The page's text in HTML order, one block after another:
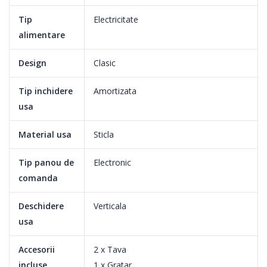
Tip
alimentare
Electricitate
Design Clasic
Tip inchidere
usa
Amortizata
Material usa Sticla
Tip panou de
comanda
Electronic
Deschidere
usa
Verticala
Accesorii
2 x Tava